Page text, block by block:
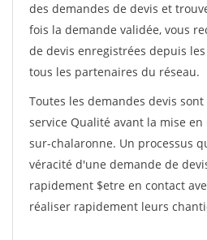
des demandes de devis et
fois la demande validée, vous
de devis enregistrées depuis
tous les partenaires du réseau.
Toutes les demandes devis
service Qualité avant la mise
sur-chalaronne. Un processus
véracité d'une demande de
rapidement $etre en contact
réaliser rapidement leurs